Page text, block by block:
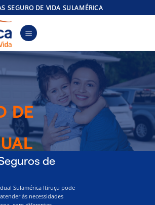
SEGURO DE VIDA SULAMÉRICA
DE
de
Sulamérica Itiruçu pode
às necessidades